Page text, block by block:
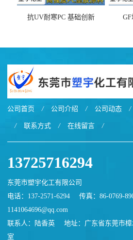
抗UV耐寒PC 基础创新
公司首页 / 公司介绍 / 公司动态 /
/ 联系方式 / 在线留言 /
13725716294
东莞市塑宇化工有限公司
电话：137-2571-6294
传真：86-0769-
1141064696@qq.com
联系人：陆香英
地址：广东省东莞市
室